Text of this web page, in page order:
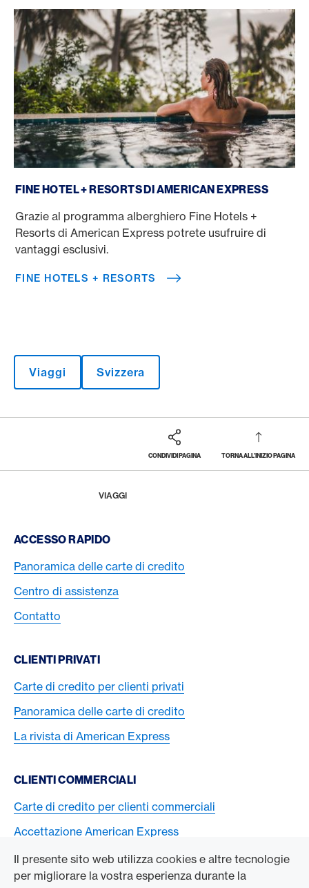
Il presente sito web utilizza cookies e altre tecnologie
per migliorare la vostra esperienza durante la
FINE HOTEL + RESORTS DI AMERICAN EXPRESS
Grazie al programma alberghiero Fine Hotels +
Resorts di American Express potrete usufruire di
vantaggi esclusivi.
FINE HOTELS + RESORTS
Viaggi Svizzera
CONDIVIDI PAGINA TORNA ALL'INIZIO PAGINA
Footer
VIAGGI
Footer Navigation
ACCESSO RAPIDO
Panoramica delle carte di credito
Centro di assistenza
Contatto
CLIENTI PRIVATI
Carte di credito per clienti privati
Panoramica delle carte di credito
La rivista di American Express
CLIENTI COMMERCIALI
Carte di credito per clienti commerciali
Accettazione American Express
L’AZIENDA